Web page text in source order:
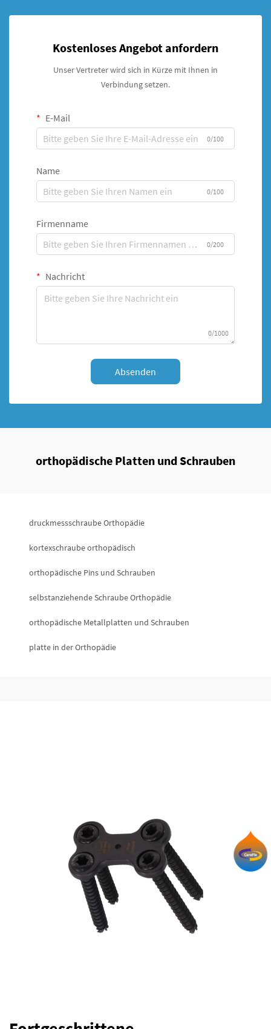
Kostenloses Angebot anfordern
Unser Vertreter wird sich in Kürze mit Ihnen in
Verbindung setzen.
E-Mail
0/100
Name
0/100
Firmenname
0/200
Nachricht
0/1000
Absenden
orthopädische Platten und Schrauben
druckmessschraube Orthopädie
kortexschraube orthopädisch
orthopädische Pins und Schrauben
selbstanziehende Schraube Orthopädie
orthopädische Metallplatten und Schrauben
platte in der Orthopädie